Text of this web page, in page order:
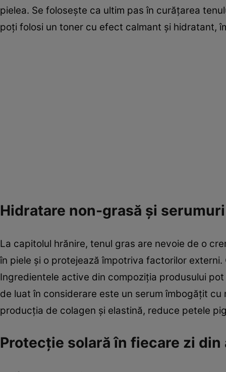
pielea. Se folosește ca ultim pas în curățarea
poți folosi un toner cu efect calmant și hidratant,
Hidratare non-grasă și
La capitolul hrănire, tenul gras are nevoie de o
în piele și o protejează împotriva factorilor
Ingredientele active din compoziția produsului
de luat în considerare este un serum îmbogățit
producția de colagen și elastină, reduce petele
Protecție solară în fiecare zi din